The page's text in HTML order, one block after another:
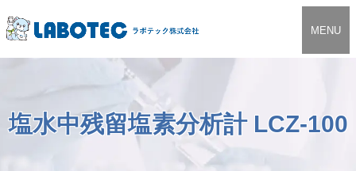
MENU
塩水中残留塩素分析計 LCZ-100